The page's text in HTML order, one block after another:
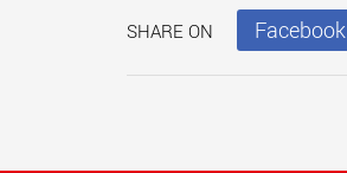
SHARE ON Facebook